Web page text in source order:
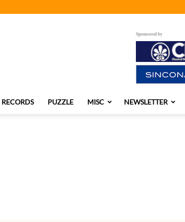
Sponsored by
RECORDS PUZZLE MISC NEWSLETTER